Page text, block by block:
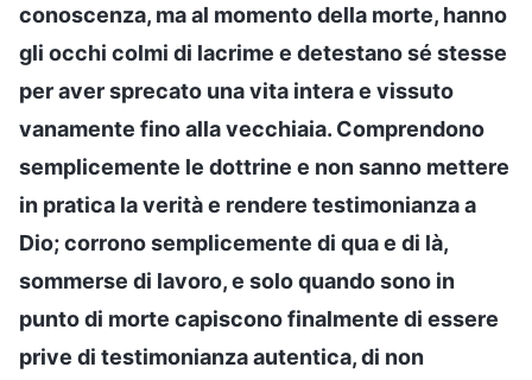
conoscenza, ma al momento della morte, hanno
gli occhi colmi di lacrime e detestano sé stesse
per aver sprecato una vita intera e vissuto
vanamente fino alla vecchiaia. Comprendono
semplicemente le dottrine e non sanno mettere
in pratica la verità e rendere testimonianza a
Dio; corrono semplicemente di qua e di là,
sommerse di lavoro, e solo quando sono in
punto di morte capiscono finalmente di essere
prive di testimonianza autentica, di non